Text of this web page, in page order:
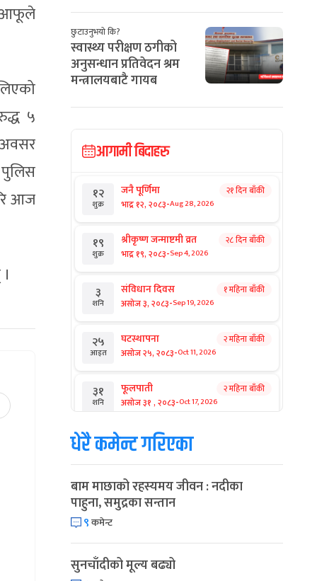
आफूले
५
आज
छुटाउनुभयो कि?
स्वास्थ्य परीक्षण ठगीको
अनुसन्धान प्रतिवेदन श्रम
मन्त्रालयबाटै गायब
आगामी बिदाहरु
१२
शुक्र
जनै पूर्णिमा
भाद्र १२, २०८३-Aug 28, 2026
२१ दिन बाँकी
१९
शुक्र
श्रीकृष्ण जन्माष्टमी व्रत
भाद्र १९, २०८३-Sep 4, 2026
२८ दिन बाँकी
३
शनि
संविधान दिवस
असोज ३, २०८३-Sep 19, 2026
१ महिना बाँकी
२५
आइत
घटस्थापना
असोज २५, २०८३-Oct 11, 2026
२ महिना बाँकी
३१
शनि
फूलपाती
असोज ३१ , २०८३-Oct 17, 2026
२ महिना बाँकी
१
आइत
कार्तिक सङ्क्रान्ति
कार्तिक १, २०८३-Oct 18, 2026
३
मंगल
महानवमी
कार्तिक ३, २०८३-
२ महिना बाँकी
४
धेरै कमेन्ट गरिएका
बाम माछाको रहस्यमय जीवन : नदीका
पाहुना, समुद्रका सन्तान
९कमेन्ट
सुनचाँदीको मूल्य बढ्यो